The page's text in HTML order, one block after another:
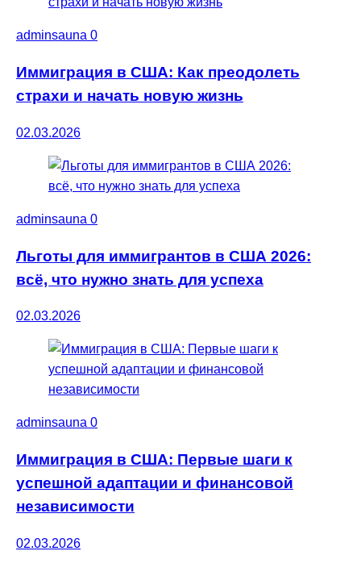
adminsauna 0
Иммиграция в США: Как преодолеть
страхи и начать новую жизнь
02.03.2026
adminsauna 0
Льготы для иммигрантов в США 2026:
всё, что нужно знать для успеха
02.03.2026
adminsauna 0
Иммиграция в США: Первые шаги к
успешной адаптации и финансовой
независимости
02.03.2026